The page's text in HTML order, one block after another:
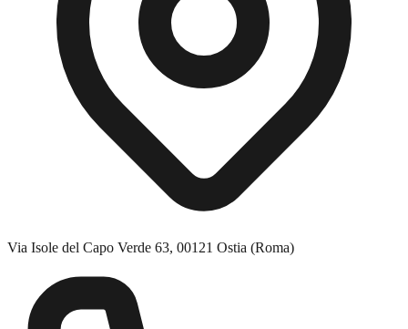
Via Isole del Capo Verde 63, 00121 Ostia (Roma)